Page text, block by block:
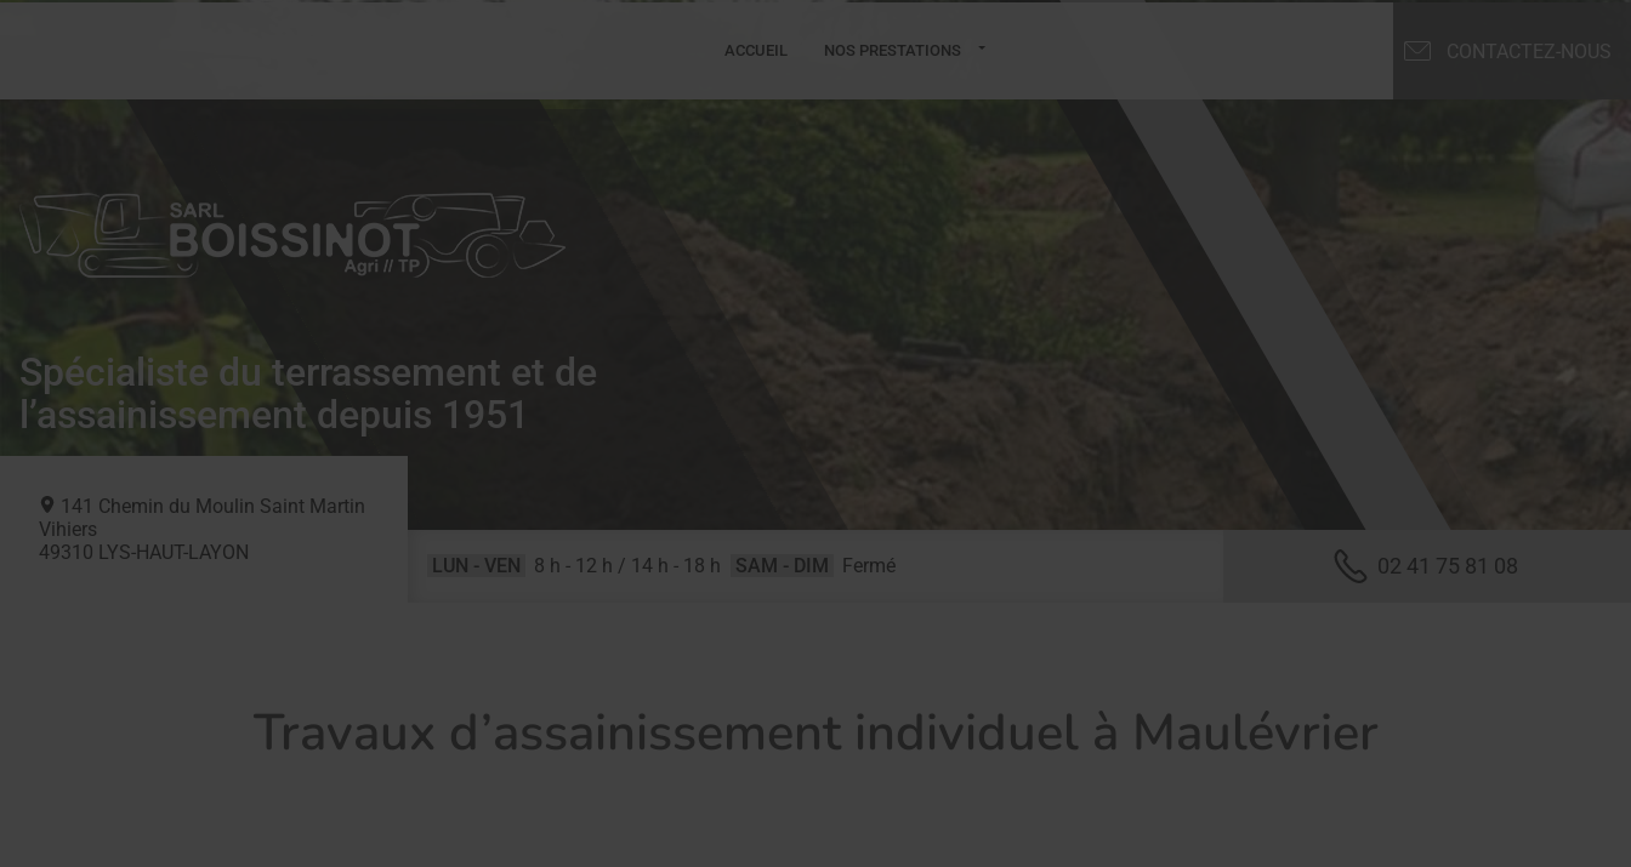
Spécialiste du terrassement et de
l’assainissement depuis 1951
02 41 75 81 08
141 Chemin du Moulin Saint Martin
Vihiers
49310 LYS-HAUT-LAYON
LUN - VEN 8 h - 12 h / 14 h - 18 h SAM - DIM Fermé
ACCUEIL NOS PRESTATIONS CONTACTEZ-NOUS
Travaux d’assainissement individuel à Maulévrier